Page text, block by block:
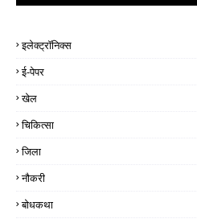
इलेक्ट्रॉनिक्स
ई-पेपर
खेल
चिकित्सा
जिला
नौकरी
बोधकथा